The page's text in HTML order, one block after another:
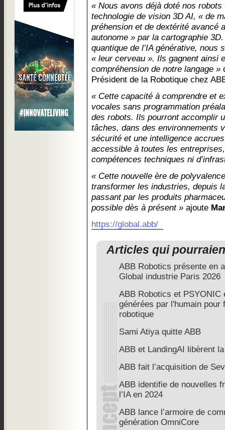
« Nous avons déjà doté nos
technologie de vision 3D AI, « de
préhension et de dextérité avancé
autonome » par la cartographie
quantique de l’IA générative, nous
« leur cerveau ». Ils gagnent ainsi
compréhension de notre langage »
Président de la Robotique chez
« Cette capacité à comprendre et
vocales sans programmation
des robots. Ils pourront accomplir
tâches, dans des environnements
sécurité et une intelligence
accessible à toutes les
compétences techniques ni
« Cette nouvelle ère de
transformer les industries, depuis
passant par les produits
possible dès à présent » ajoute
https://global.abb/
Articles qui
ABB Robotics présente en
Global industrie Paris 2026
ABB Robotics et PSYONIC
générées par l'humain
robotique
Sami Atiya quitte ABB
ABB et LandingAI libèrent
ABB fait l’acquisition de
ABB identifie de nouvelles
l’IA en 2024
ABB lance l’armoire de
génération OmniCore